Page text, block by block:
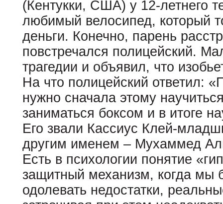
(Кентукки, США) у 12-летнего
любимый велосипед, который
деньги. Конечно, парень
повстречался полицейский.
трагедии и объявил, что
На что полицейский ответил:
нужно сначала этому
заниматься боксом и в итоге
Его звали Кассиус Клей-
другим именем – Мухаммед
Есть в психологии понятие
защитный механизм, когда мы
одолевать недостатки,